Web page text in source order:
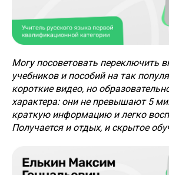
Могу посоветовать переключить
учебников и пособий на так
короткие видео, но
характера: они не превышают 5
краткую информацию и легко
Получается и отдых, и скрытое